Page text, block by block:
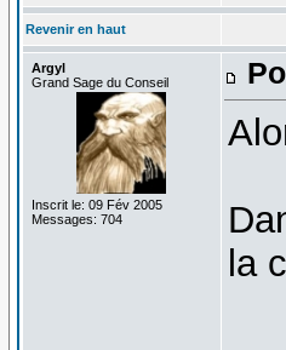
Revenir en haut
Argyl
Grand Sage du Conseil
Inscrit le: 09 Fév 2005
Messages: 704
la